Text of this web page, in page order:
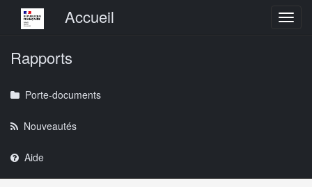
Menu principalAccueil
Rapports
Porte-documents
Nouveautés
Aide